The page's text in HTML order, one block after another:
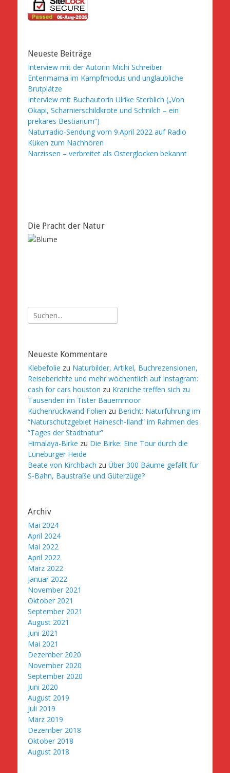
Neueste Beiträge
Interview mit der Autorin Michi Schreiber
Entenmama im Kampfmodus und unglaubliche
Brutplätze
Interview mit Buchautorin Ulrike Sterblich („Von
Okapi, Scharnierschildkröte und Schnilch – ein
prekäres Bestiarium“)
Naturradio-Sendung vom 9.April 2022 auf Radio
Küken zum Nachhören
Narzissen – verbreitet als Osterglocken bekannt
Die Pracht der Natur
Suche
nach:
Neueste Kommentare
Klebefolie zu Naturbilder, Artikel, Buchrezensionen,
Reiseberichte und mehr wöchentlich auf Instagram:
cash for cars houston zu Kraniche treffen sich zu
Tausenden im Tister Bauernmoor
Küchenrückwand Folien zu Bericht: Naturführung im
“Naturschutzgebiet Hainesch-Iland” im Rahmen des
“Tages der Stadtnatur”
Himalaya-Birke zu Die Birke: Eine Tour durch die
Lüneburger Heide
Beate von Kirchbach zu Über 300 Bäume gefällt für
S-Bahn, Baustraße und Güterzüge?
Archiv
Mai 2024
April 2024
Mai 2022
April 2022
März 2022
Januar 2022
November 2021
Oktober 2021
September 2021
August 2021
Juni 2021
Mai 2021
Dezember 2020
November 2020
September 2020
Juni 2020
August 2019
Juli 2019
März 2019
Dezember 2018
Oktober 2018
August 2018